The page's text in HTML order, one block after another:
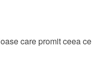
care promit ceea ce